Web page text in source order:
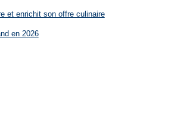
et enrichit son offre culinaire
en 2026